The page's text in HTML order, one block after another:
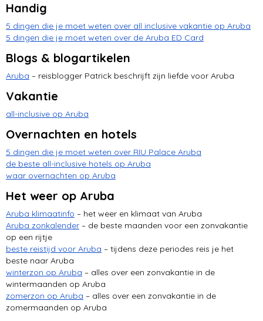
Handig
5 dingen die je moet weten over all inclusive vakantie op Aruba
5 dingen die je moet weten over de Aruba ED Card
Blogs & blogartikelen
Aruba – reisblogger Patrick beschrijft zijn liefde voor Aruba
Vakantie
all-inclusive op Aruba
Overnachten en hotels
5 dingen die je moet weten over RIU Palace Aruba
de beste all-inclusive hotels op Aruba
waar overnachten op Aruba
Het weer op Aruba
Aruba klimaatinfo – het weer en klimaat van Aruba
Aruba zonkalender – de beste maanden voor een zonvakantie
op een rijtje
beste reistijd voor Aruba – tijdens deze periodes reis je het
beste naar Aruba
winterzon op Aruba – alles over een zonvakantie in de
wintermaanden op Aruba
zomerzon op Aruba – alles over een zonvakantie in de
zomermaanden op Aruba